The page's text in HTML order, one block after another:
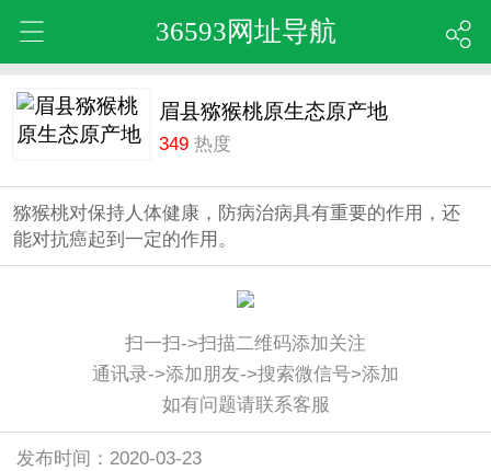
36593网址导航
眉县猕猴桃原生态原产地
349 热度
猕猴桃对保持人体健康，防病治病具有重要的作用，还
能对抗癌起到一定的作用。
扫一扫->扫描二维码添加关注
通讯录->添加朋友->搜索微信号>添加
如有问题请联系客服
发布时间：2020-03-23